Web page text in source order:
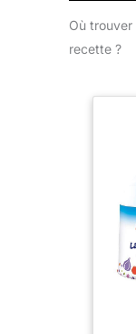
Où
recette ?